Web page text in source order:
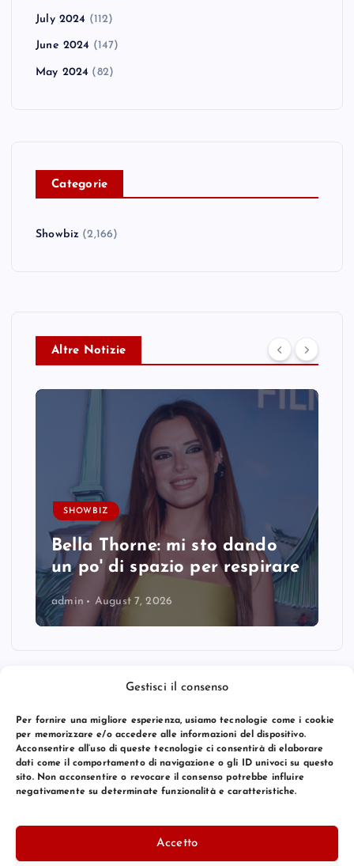
Gestisci il consenso
Per fornire una migliore esperienza, usiamo tecnologie come i cookie
per memorizzare e/o accedere alle informazioni del dispositivo.
Acconsentire all’uso di queste tecnologie ci consentirà di elaborare
dati come il comportamento di navigazione o gli ID univoci su questo
sito. Non acconsentire o revocare il consenso potrebbe influire
negativamente su determinate funzionalità e caratteristiche.
Accetto
July 2024 (112)
June 2024 (147)
May 2024 (82)
Categorie
Showbiz (2,166)
Altre Notizie
SHOWBIZ
Bella Thorne: mi sto dando
un po' di spazio per respirare
admin August 7, 2026